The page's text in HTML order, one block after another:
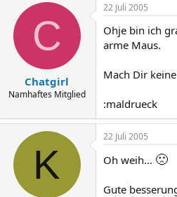
C
Chatgirl
Namhaftes Mitglied
22 Juli 2005
Ohje bin ich
arme Maus.
Mach Dir
:maldrueck
K
22 Juli 2005
Oh weih... 🙁
Gute